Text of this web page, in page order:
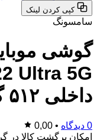
کپی کردن لینک
سامسونگ
گوشی
داخلی ۵۱۲ گیگابایت
0 دیدگاه •
0,00
امکان برگشت کالا در